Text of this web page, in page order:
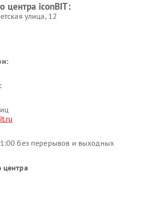
центра iconBIT:
улица, 12
без перерывов и выходных
центра